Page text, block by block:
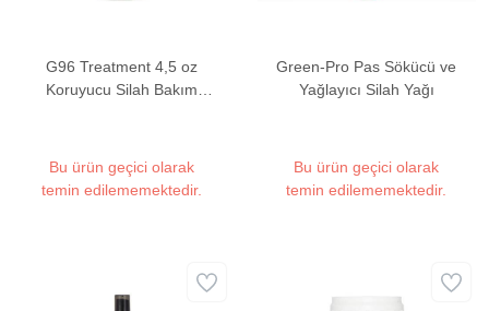
G96 Treatment 4,5 oz
Koruyucu Silah Bakım
Bu ürün geçici olarak
temin edilememektedir.
Green-Pro Pas Sökücü ve
Yağlayıcı Silah Yağı
Bu ürün geçici olarak
temin edilememektedir.